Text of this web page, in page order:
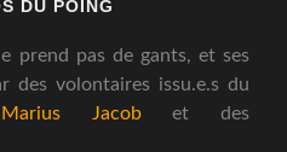
DU POING
prend pas de gants, et ses
des volontaires issu.e.s du
Jacobet des